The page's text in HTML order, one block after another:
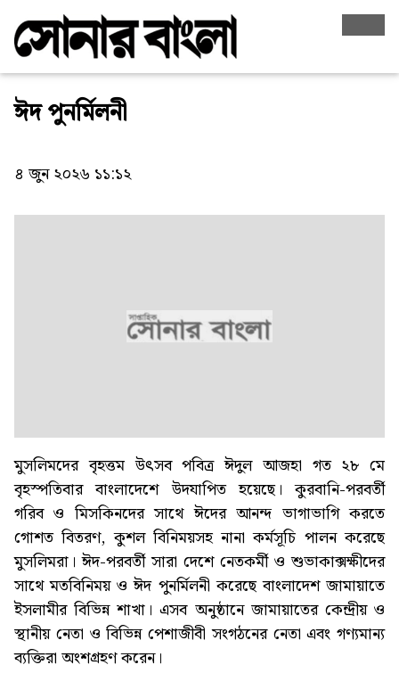
ঈদ পুনর্মিলনী
৪ জুন ২০২৬ ১১:১২
মুসলিমদের বৃহত্তম উৎসব পবিত্র ঈদুল আজহা গত ২৮ মে
বৃহস্পতিবার বাংলাদেশে উদযাপিত হয়েছে। কুরবানি-পরবর্তী
গরিব ও মিসকিনদের সাথে ঈদের আনন্দ ভাগাভাগি করতে
গোশত বিতরণ, কুশল বিনিময়সহ নানা কর্মসূচি পালন করেছে
মুসলিমরা। ঈদ-পরবর্তী সারা দেশে নেতকর্মী ও শুভাকাক্সক্ষীদের
সাথে মতবিনিময় ও ঈদ পুনর্মিলনী করেছে বাংলাদেশ জামায়াতে
ইসলামীর বিভিন্ন শাখা। এসব অনুষ্ঠানে জামায়াতের কেন্দ্রীয় ও
স্থানীয় নেতা ও বিভিন্ন পেশাজীবী সংগঠনের নেতা এবং গণ্যমান্য
ব্যক্তিরা অংশগ্রহণ করেন।